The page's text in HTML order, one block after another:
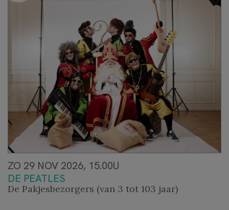
ZO 29 NOV 2026, 15.00U
DE PEATLES
De Pakjesbezorgers (van 3 tot 103 jaar)